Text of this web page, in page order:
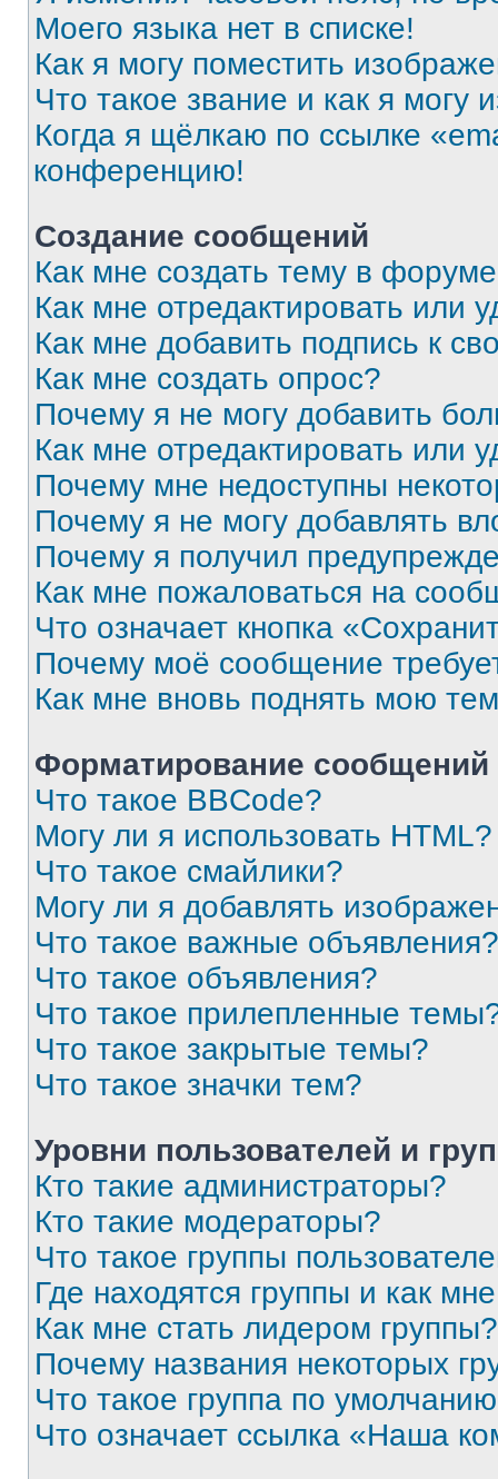
Моего языка нет в списке!
Как я могу поместить
Что такое звание и как я могу
Когда я щёлкаю по ссылке
конференцию!
Создание сообщений
Как мне создать тему в
Как мне отредактировать или
Как мне добавить подпись к
Как мне создать опрос?
Почему я не могу добавить
Как мне отредактировать или
Почему мне недоступны
Почему я не могу добавлять
Почему я получил
Как мне пожаловаться на
Что означает кнопка
Почему моё сообщение
Как мне вновь поднять мою
Форматирование
Что такое BBCode?
Могу ли я использовать HTML?
Что такое смайлики?
Могу ли я добавлять
Что такое важные объявления?
Что такое объявления?
Что такое прилепленные
Что такое закрытые темы?
Что такое значки тем?
Уровни пользователей и
Кто такие администраторы?
Кто такие модераторы?
Что такое группы
Где находятся группы и как
Как мне стать лидером группы?
Почему названия некоторых
Что такое группа по
Что означает ссылка «Наша